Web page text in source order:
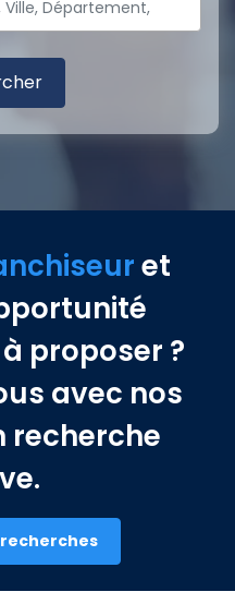
et
à proposer ?
avec nos
recherche